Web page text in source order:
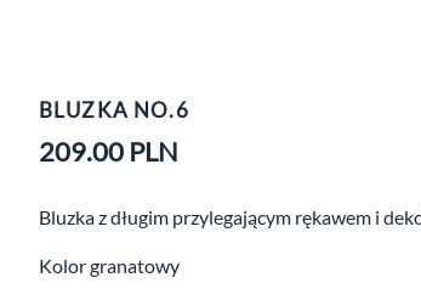
BLUZKA NO.6
209.00 PLN
Bluzka z długim przylegającym rękawem i
Kolor granatowy